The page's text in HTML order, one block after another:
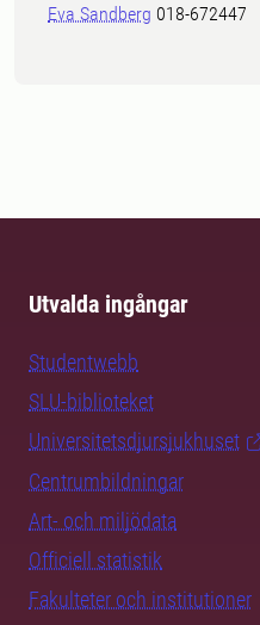
Eva Sandberg 018-672447
Utvalda ingångar
Studentwebb
SLU-biblioteket
Universitetsdjursjukhuset
Centrumbildningar
Art- och miljödata
Officiell statistik
Fakulteter och institutioner